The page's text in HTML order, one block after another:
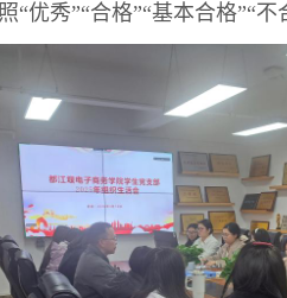
优秀”“合格”“基本合格”“